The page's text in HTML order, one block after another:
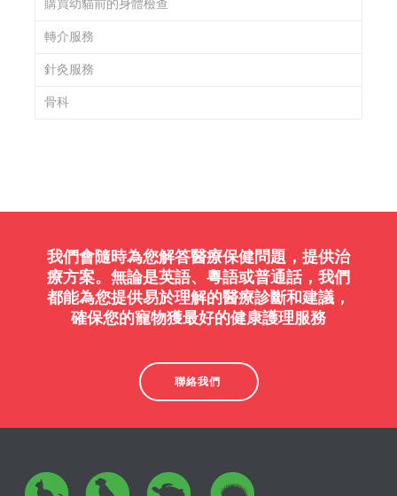
購買幼貓前的身體檢查
轉介服務
針灸服務
骨科
我們會隨時為您解答醫療保健問題，提供治
療方案。無論是英語、粵語或普通話，我們
都能為您提供易於理解的醫療診斷和建議，
確保您的寵物獲最好的健康護理服務
聯絡我們